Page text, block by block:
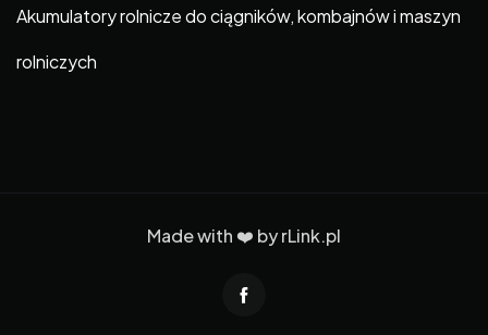
Akumulatory rolnicze do ciągników, kombajnów i maszyn
rolniczych
Made with ❤️ byrLink.pl